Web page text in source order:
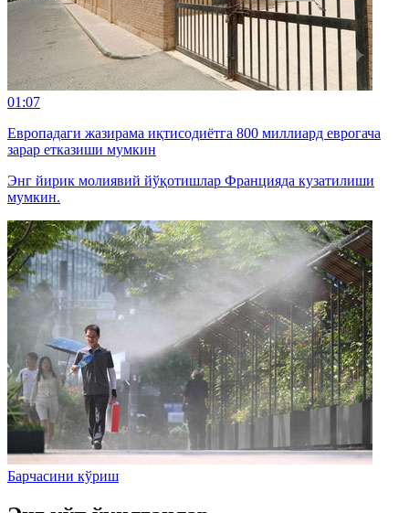
01:07
Европадаги жазирама иқтисодиётга 800 миллиард еврогача
зарар етказиши мумкин
Энг йирик молиявий йўқотишлар Францияда кузатилиши
мумкин.
Барчасини кўриш